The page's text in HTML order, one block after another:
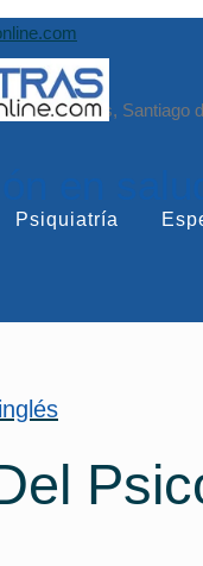
Las Condes, Santiago
en
Psiquiatría